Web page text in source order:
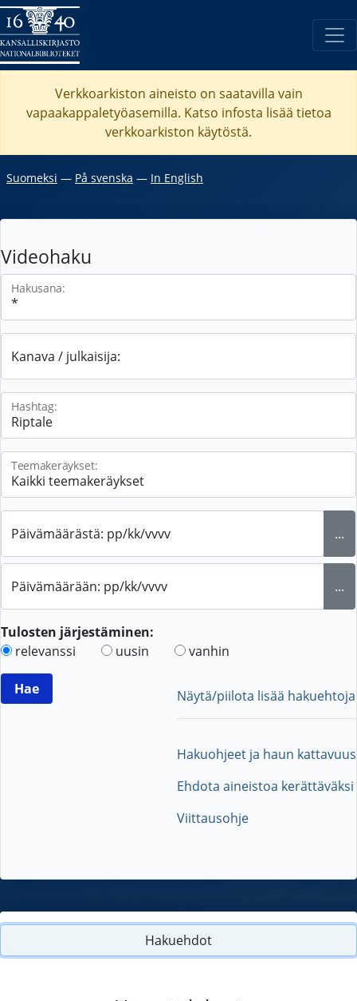
Verkkoarkiston aineisto on saatavilla vain
vapaakappaletyöasemilla. Katso infosta lisää tietoa
verkkoarkiston käytöstä.
Suomeksi ― På svenska ― In English
Videohaku
Hakusana:
Kanava / julkaisija:
Hashtag:
Teemakeräykset:
Päivämäärästä: pp/kk/vvvv ...
Päivämäärään: pp/kk/vvvv ...
Tulosten järjestäminen:
relevanssi
uusin vanhin
Näytä/piilota lisää hakuehtoja
Hakuohjeet ja haun kattavuus
Ehdota aineistoa kerättäväksi
Viittausohje
Hakuehdot